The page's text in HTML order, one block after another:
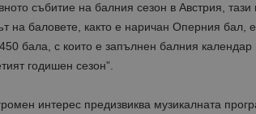
събитие на балния сезон в Австрия,
на баловете, както е наричан Оперния бал,
бала, с които е запълнен балния календар
годишен сезон”.
интерес предизвиква музикалната